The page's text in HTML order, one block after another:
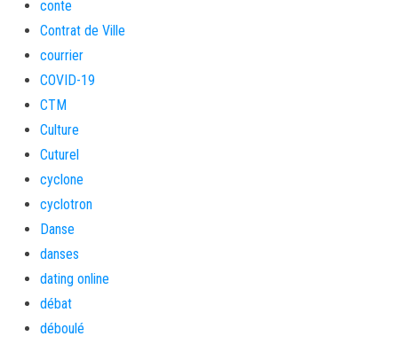
conte
Contrat de Ville
courrier
COVID-19
CTM
Culture
Cuturel
cyclone
cyclotron
Danse
danses
dating online
débat
déboulé